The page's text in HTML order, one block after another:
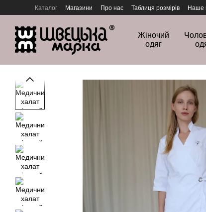
Перейти до основного контенту
Каталог Магазини Про нас Таблиця розмірів Наше
Жіночий
одяг